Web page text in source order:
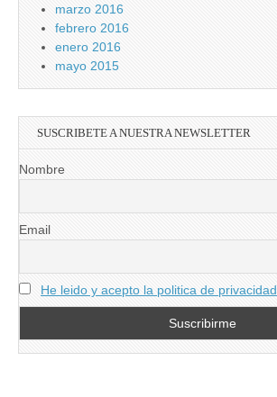
marzo 2016
febrero 2016
enero 2016
mayo 2015
SUSCRIBETE A NUESTRA NEWSLETTER
Nombre
Email
He leido y acepto la politica de privacidad